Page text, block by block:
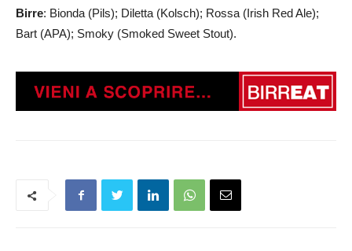
Birre: Bionda (Pils); Diletta (Kolsch); Rossa (Irish Red Ale);
Bart (APA); Smoky (Smoked Sweet Stout).